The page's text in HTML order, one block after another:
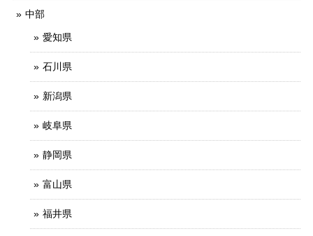
中部
愛知県
石川県
新潟県
岐阜県
静岡県
富山県
福井県